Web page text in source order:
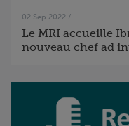
02 Sep 2022 /
Le MRI accueille
nouveau chef ad